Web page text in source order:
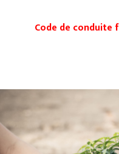
Code de conduite